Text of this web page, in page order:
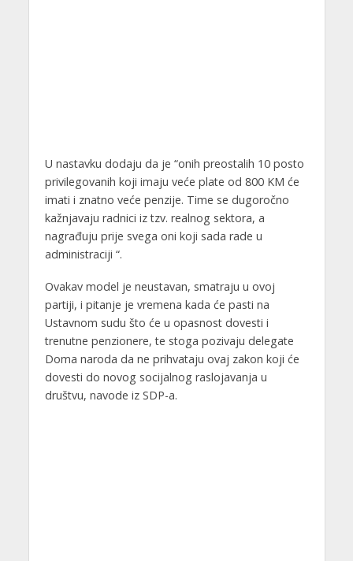
U nastavku dodaju da je “onih preostalih 10 posto
privilegovanih koji imaju veće plate od 800 KM će
imati i znatno veće penzije. Time se dugoročno
kažnjavaju radnici iz tzv. realnog sektora, a
nagrađuju prije svega oni koji sada rade u
administraciji “.
Ovakav model je neustavan, smatraju u ovoj
partiji, i pitanje je vremena kada će pasti na
Ustavnom sudu što će u opasnost dovesti i
trenutne penzionere, te stoga pozivaju delegate
Doma naroda da ne prihvataju ovaj zakon koji će
dovesti do novog socijalnog raslojavanja u
društvu, navode iz SDP-a.